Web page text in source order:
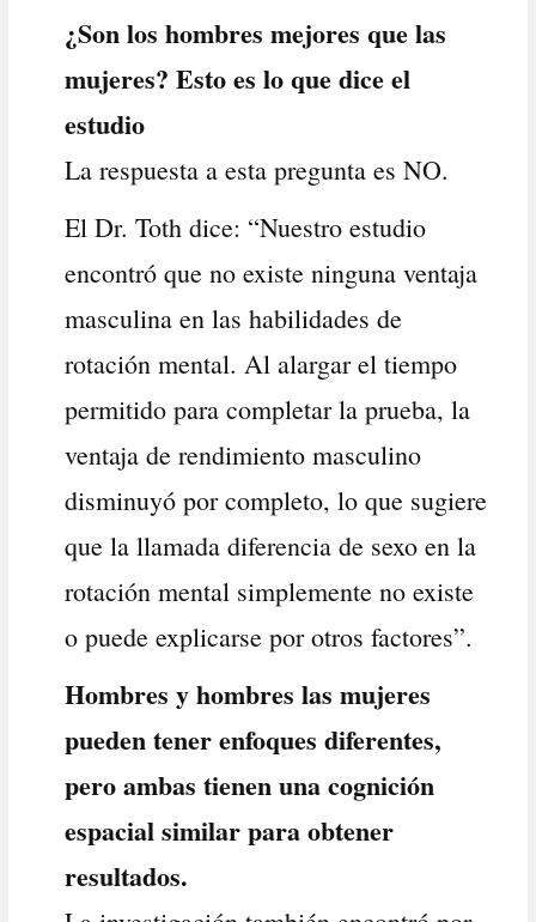
¿Son los hombres mejores que las
mujeres? Esto es lo que dice el
estudio
La respuesta a esta pregunta es NO.
El Dr. Toth dice: “Nuestro estudio
encontró que no existe ninguna ventaja
masculina en las habilidades de
rotación mental. Al alargar el tiempo
permitido para completar la prueba, la
ventaja de rendimiento masculino
disminuyó por completo, lo que sugiere
que la llamada diferencia de sexo en la
rotación mental simplemente no existe
o puede explicarse por otros factores”.
Hombres y hombres las mujeres
pueden tener enfoques diferentes,
pero ambas tienen una cognición
espacial similar para obtener
resultados.